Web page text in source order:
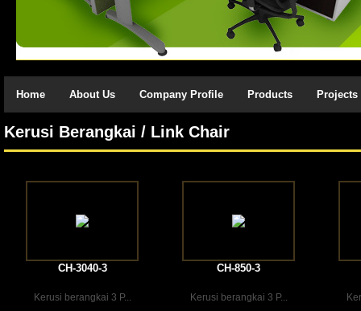
Home About Us Company Profile Products Projects
Kerusi Berangkai / Link Chair
CH-3040-3
Kerusi berangkai 3 P...
CH-850-3
Kerusi berangkai 3 P...